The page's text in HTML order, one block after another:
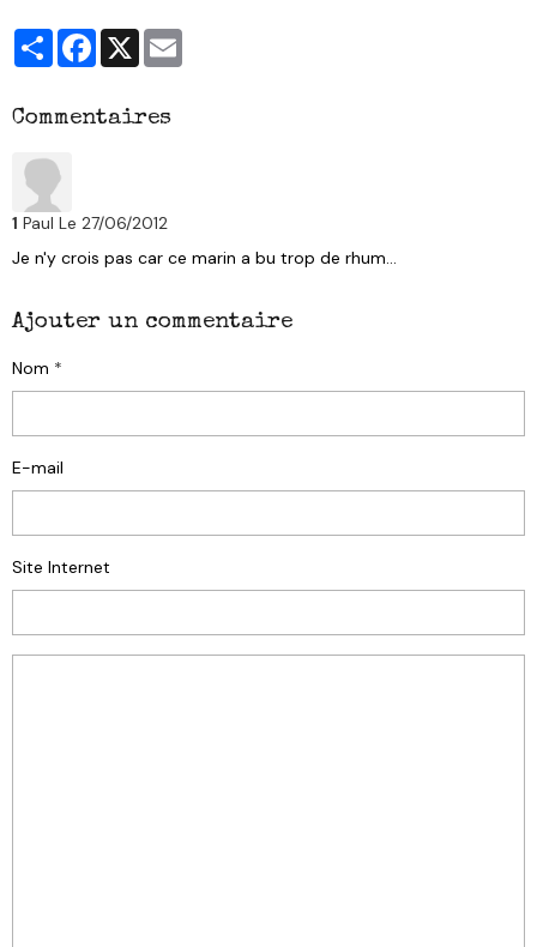
PartagerFacebook
X
Commentaires
1 Paul Le 27/06/2012
Je n'y crois pas car ce marin a bu trop de rhum...
Ajouter un commentaire
Nom
E-mail
Site Internet